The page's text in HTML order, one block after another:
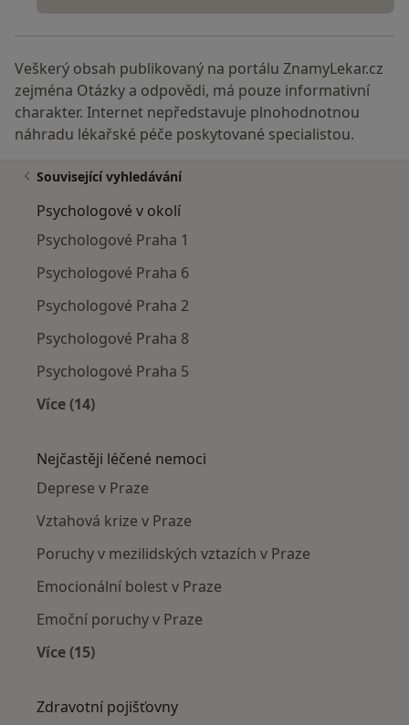
Veškerý obsah publikovaný na portálu ZnamyLekar.cz
zejména Otázky a odpovědi, má pouze informativní
charakter. Internet nepředstavuje plnohodnotnou
náhradu lékařské péče poskytované specialistou.
Související vyhledávání
Psychologové v okolí
Psychologové Praha 1
Psychologové Praha 6
Psychologové Praha 2
Psychologové Praha 8
Psychologové Praha 5
Více (14)
Nejčastěji léčené nemoci
Deprese v Praze
Vztahová krize v Praze
Poruchy v mezilidských vztazích v Praze
Emocionální bolest v Praze
Emoční poruchy v Praze
Více (15)
Zdravotní pojišťovny